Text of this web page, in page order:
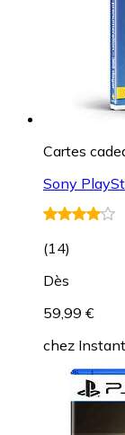
Cartes
Sony
(14)
Dès
59,99 €
chez